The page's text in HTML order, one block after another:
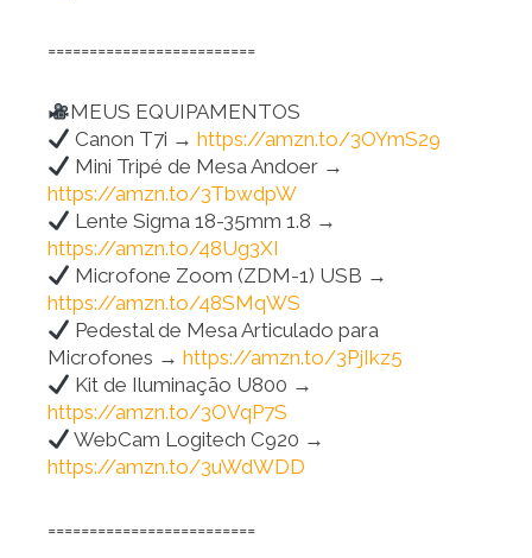
=========================
MEUS EQUIPAMENTOS
Canon T7i →https://amzn.to/3OYmS29
Mini Tripé de Mesa Andoer →
https://amzn.to/3TbwdpW
Lente Sigma 18-35mm 1.8 →
https://amzn.to/48Ug3XI
Microfone Zoom (ZDM-1) USB →
https://amzn.to/48SMqWS
Pedestal de Mesa Articulado para
Microfones → https://amzn.to/3PjIkz5
Kit de Iluminação U800 →
https://amzn.to/3OVqP7S
WebCam Logitech C920 →
https://amzn.to/3uWdWDD
=========================